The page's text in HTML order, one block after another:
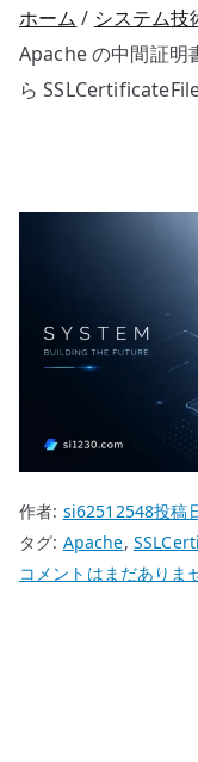
ホーム システム技
Apache の中間証明
ら
作者: si62512548投稿
タグ: Apache,
Apache
コメントはまだありま